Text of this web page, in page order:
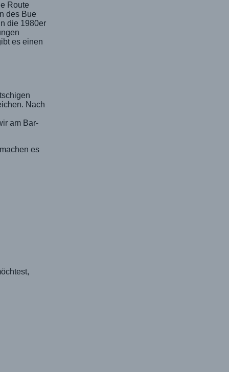
Route
des Bue
die 1980er
es einen
Nach
am Bar-
es